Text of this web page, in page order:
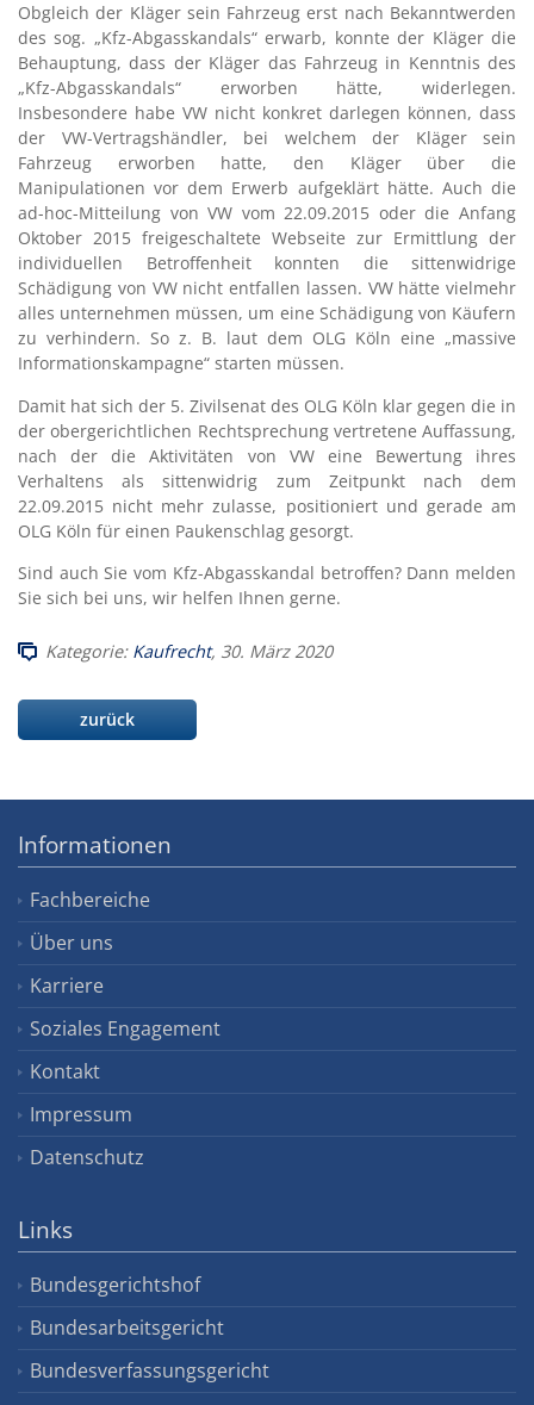
Obgleich der Kläger sein Fahrzeug erst nach Bekanntwerden
des sog. „Kfz-Abgasskandals“ erwarb, konnte der Kläger die
Behauptung, dass der Kläger das Fahrzeug in Kenntnis des
„Kfz-Abgasskandals“ erworben hätte, widerlegen.
Insbesondere habe VW nicht konkret darlegen können, dass
der VW-Vertragshändler, bei welchem der Kläger sein
Fahrzeug erworben hatte, den Kläger über die
Manipulationen vor dem Erwerb aufgeklärt hätte. Auch die
ad-hoc-Mitteilung von VW vom 22.09.2015 oder die Anfang
Oktober 2015 freigeschaltete Webseite zur Ermittlung der
individuellen Betroffenheit konnten die sittenwidrige
Schädigung von VW nicht entfallen lassen. VW hätte vielmehr
alles unternehmen müssen, um eine Schädigung von Käufern
zu verhindern. So z. B. laut dem OLG Köln eine „massive
Informationskampagne“ starten müssen.
Damit hat sich der 5. Zivilsenat des OLG Köln klar gegen die in
der obergerichtlichen Rechtsprechung vertretene Auffassung,
nach der die Aktivitäten von VW eine Bewertung ihres
Verhaltens als sittenwidrig zum Zeitpunkt nach dem
22.09.2015 nicht mehr zulasse, positioniert und gerade am
OLG Köln für einen Paukenschlag gesorgt.
Sind auch Sie vom Kfz-Abgasskandal betroffen? Dann melden
Sie sich bei uns, wir helfen Ihnen gerne.
Kategorie: Kaufrecht, 30. März 2020
zurück
Informationen
Fachbereiche
Über uns
Karriere
Soziales Engagement
Kontakt
Impressum
Datenschutz
Links
Bundesgerichtshof
Bundesarbeitsgericht
Bundesverfassungsgericht